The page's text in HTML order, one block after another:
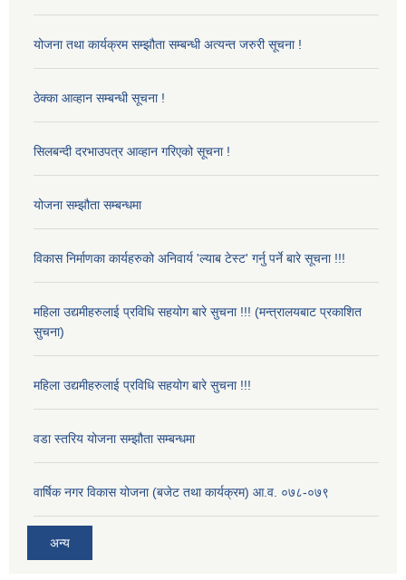
योजना तथा कार्यक्रम सम्झौता सम्बन्धी अत्यन्त जरुरी सूचना !
ठेक्का आव्हान सम्बन्धी सूचना !
सिलबन्दी दरभाउपत्र आव्हान गरिएको सूचना !
योजना सम्झौता सम्बन्धमा
विकास निर्माणका कार्यहरुको अनिवार्य 'ल्याब टेस्ट' गर्नु पर्ने बारे सूचना !!!
महिला उद्यमीहरुलाई प्रविधि सहयोग बारे सुचना !!! (मन्त्रालयबाट प्रकाशित
सुचना)
महिला उद्यमीहरुलाई प्रविधि सहयोग बारे सुचना !!!
वडा स्तरिय योजना सम्झौता सम्बन्धमा
वार्षिक नगर विकास योजना (बजेट तथा कार्यक्रम) आ.व. ०७८-०७९
अन्य